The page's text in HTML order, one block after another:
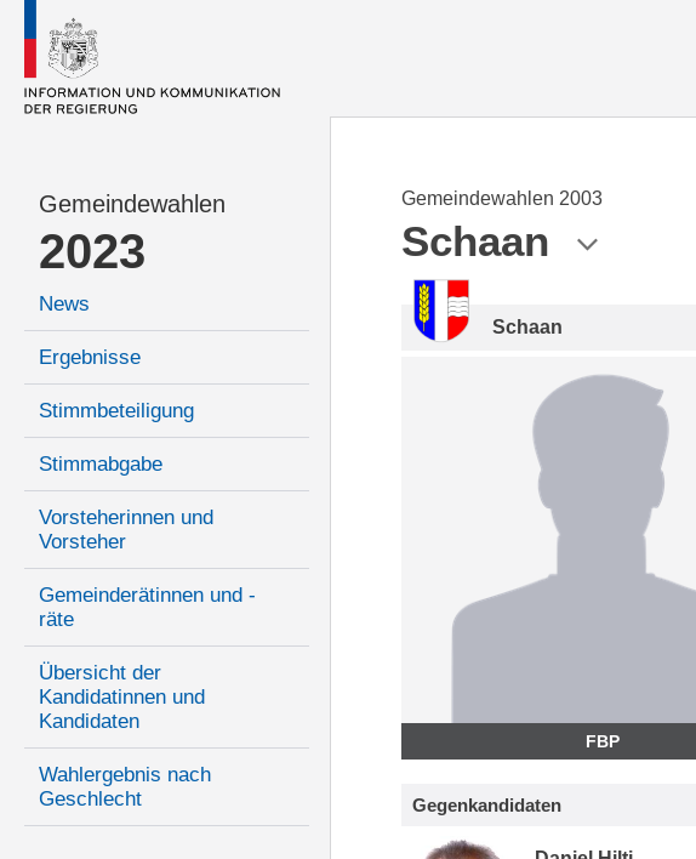
Gemeindewahlen
2023
News
Ergebnisse
Stimmbeteiligung
Stimmabgabe
Vorsteherinnen und
Vorsteher
Gemeinderätinnen und -
räte
Übersicht der
Kandidatinnen und
Kandidaten
Wahlergebnis nach
Geschlecht
Gemeindewahlen 2003
Schaan
Schaan
FBP
Gegenkandidaten